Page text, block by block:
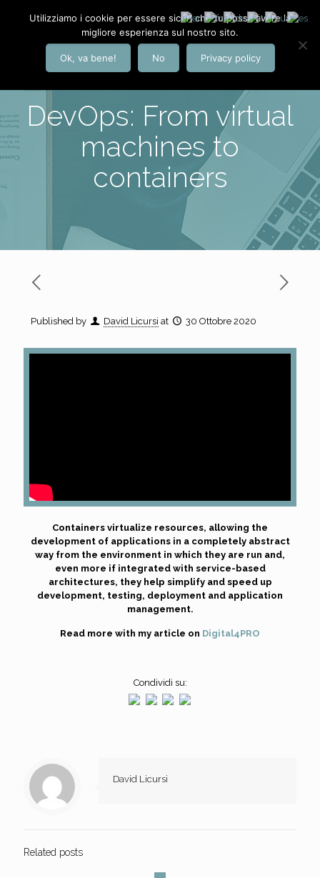
DevOps: From virtual
machines to
containers
Published by David Licursi at 30 Ottobre 2020
Containers virtualize resources, allowing the
development of applications in a completely abstract
way from the environment in which they are run and,
even more if integrated with service-based
architectures, they help simplify and speed up
development, testing, deployment and application
management.
Read more with my article on Digital4PRO
Condividi su:
David Licursi
Related posts
Utilizziamo i cookie per essere sicuri che tu possa avere la
migliore esperienza sul nostro sito.
Ok, va bene! No Privacy policy